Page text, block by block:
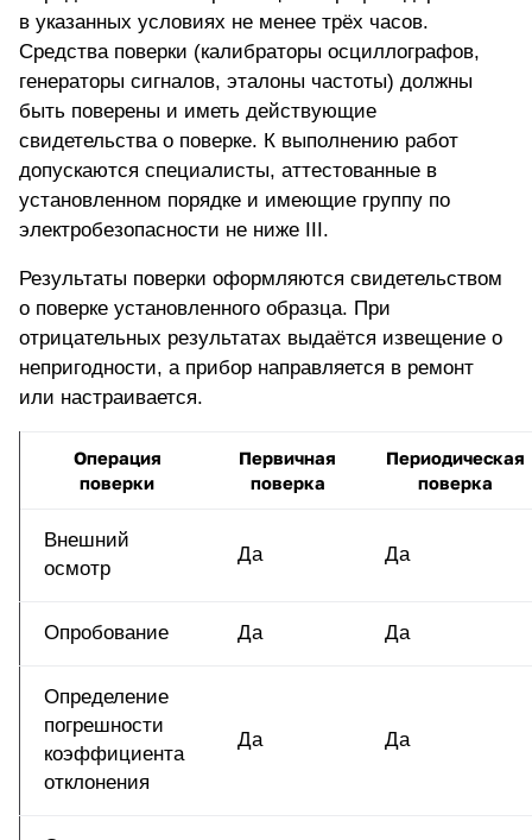
в указанных условиях не менее трёх часов.
Средства поверки (калибраторы осциллографов,
генераторы сигналов, эталоны частоты) должны
быть поверены и иметь действующие
свидетельства о поверке. К выполнению работ
допускаются специалисты, аттестованные в
установленном порядке и имеющие группу по
электробезопасности не ниже III.
Результаты поверки оформляются свидетельством
о поверке установленного образца. При
отрицательных результатах выдаётся извещение о
непригодности, а прибор направляется в ремонт
или настраивается.
Операция
поверки
Первичная
поверка
Периодическая
поверка
Внешний
осмотр
Да Да
Опробование Да Да
Определение
погрешности
коэффициента
отклонения
Да Да